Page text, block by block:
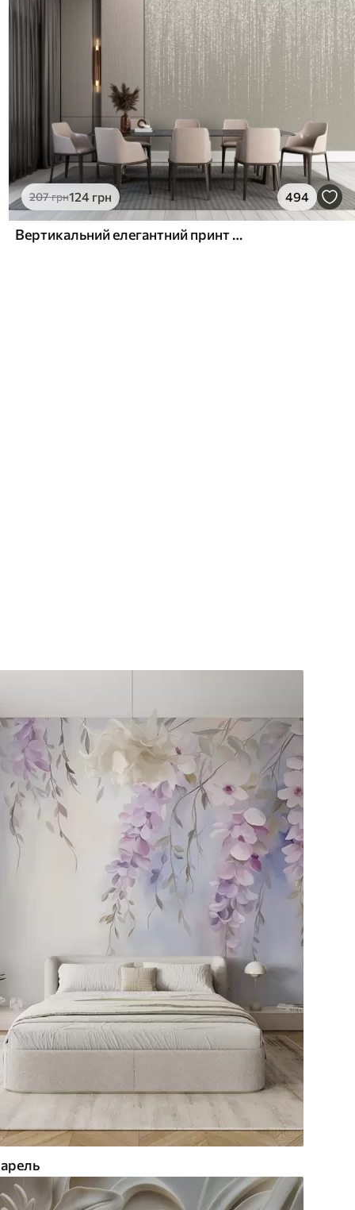
207грн124 грн 494
Вертикальний елегантний принт у вигляді крапкової гірлянди на бежевому фактурному тлі, що створює відчуття глибини та руху